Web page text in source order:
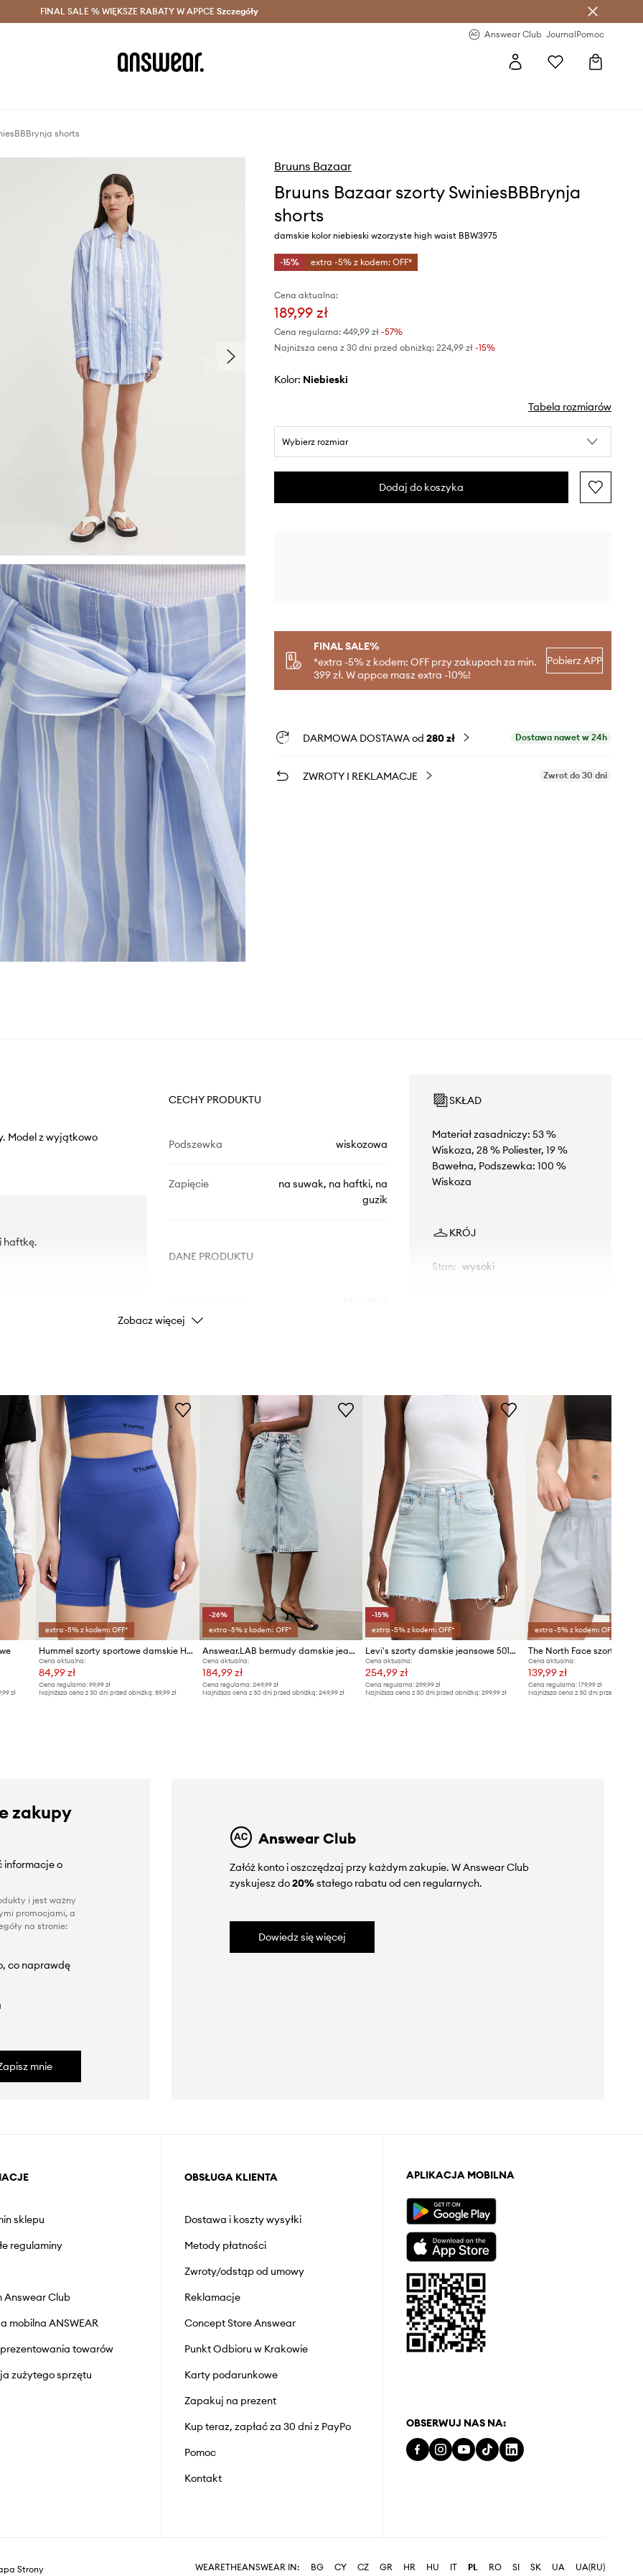
Oszczędzaj z Answear Club > Dostawa nawet w 24h >
FINAL SALE % WIĘKSZE RABATY W APPCE Szczegóły
Answear Club JournalPomoc
shorts
Bruuns Bazaar
Bruuns Bazaar szorty SwiniesBBBrynja
shorts
damskie kolor niebieski wzorzyste high waist BBW3975
-15% extra -5% z kodem: OFF*
Cena aktualna:
189,99 zł
Cena regularna: 449,99 zł-57%
Najniższa cena z 30 dni przed obniżką: 224,99 zł -15%
Kolor: niebieski
Tabela rozmiarów
Wybierz rozmiar
Dodaj do koszyka
FINAL SALE%
*extra -5% z kodem: OFF przy zakupach za min.
399 zł. W appce masz extra -10%!
Pobierz APP
DARMOWA DOSTAWA od 280 zł Dostawa nawet w 24h
ZWROTY I REKLAMACJE Zwrot do 30 dni
Model z wyjątkowo
haftkę.
CECHY PRODUKTU
Podszewka wiskozowa
Zapięcie
na suwak, na haftki, na
guzik
DANE PRODUKTU
Producent
ID Produktu
SKŁAD
Materiał zasadniczy: 53 %
Wiskoza, 28 % Poliester, 19 %
Bawełna, Podszewka: 100 %
Wiskoza
KRÓJ
Stan: wysoki
Zalecamy wybór rozmiaru, jaki nosisz
Tabela rozmiarów
Zobacz więcej
zł
extra -5% z kodem: OFF*
Hummel szorty sportowe damskie HmlTIF SEAMLESS SHORTS
Cena aktualna:
84,99 zł
Cena regularna: 99,99 zł
Najniższa cena z 30 dni przed obniżką: 89,99 zł
-26%
extra -5% z kodem: OFF*
Answear.LAB bermudy damskie jeansowe
Cena aktualna:
184,99 zł
Cena regularna: 249,99 zł
Najniższa cena z 30 dni przed obniżką: 249,99 zł
-15%
extra -5% z kodem: OFF*
Levi's szorty damskie jeansowe 501® MID THIGH
Cena aktualna:
254,99 zł
Cena regularna:299,99 zł
Najniższa cena z 30 dni przed obniżką:299,99 zł
extra -5% z kodem: OFF*
Cena aktualna:
139,99 zł
Cena regularna: 179,99 zł
Najniższa cena z 30 dni przed obniżką:
zakupy
informacje o
i jest ważny
promocjami, a
na stronie:
co naprawdę
mnie
Answear Club
Załóż konto i oszczędzaj przy każdym zakupie. W Answear Club
zyskujesz do20%stałego rabatu od cen regularnych.
Dowiedz się więcej
sklepu
regulaminy
Answear Club
mobilna ANSWEAR
towarów
zużytego sprzętu
OBSŁUGA KLIENTA
Dostawa i koszty wysyłki
Metody płatności
Zwroty/odstąp od umowy
Reklamacje
Concept Store Answear
Punkt Odbioru w Krakowie
Karty podarunkowe
Zapakuj na prezent
Kup teraz, zapłać za 30 dni z PayPo
Pomoc
Kontakt
APLIKACJA MOBILNA
OBSERWUJ NAS NA:
Strony WEARETHEANSWEAR IN: BG CY CZ GR HR HU IT PL RO SI SK UA UA(RU)